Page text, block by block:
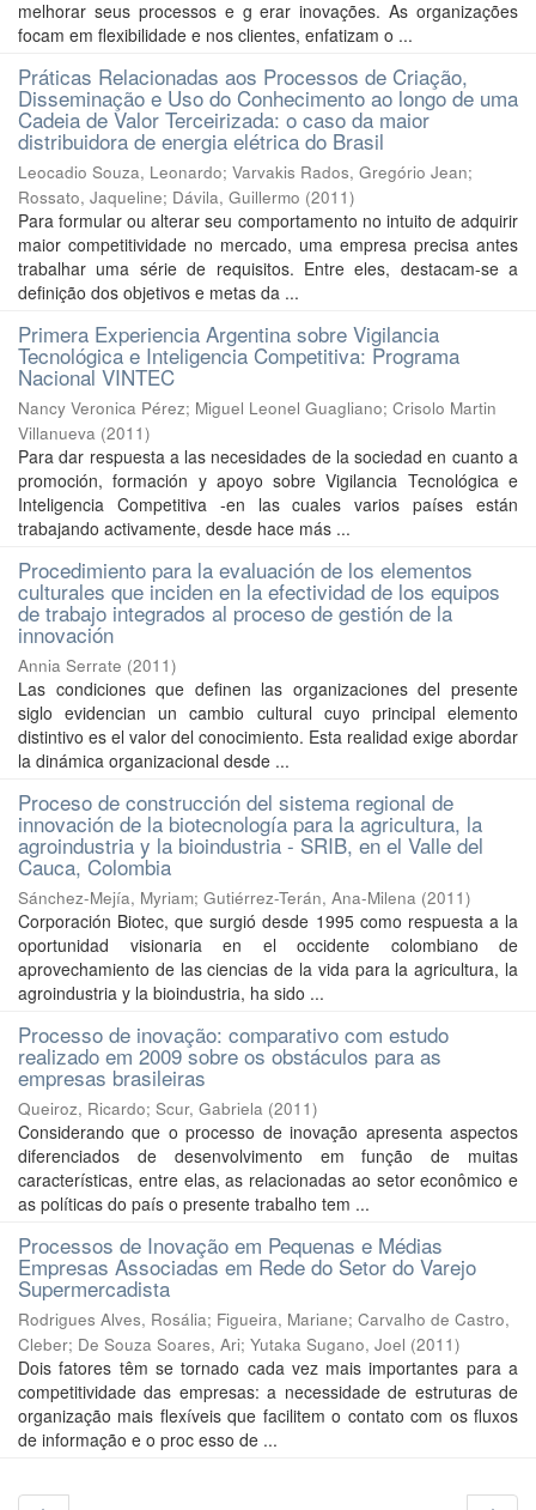
melhorar seus processos e g erar inovações. As organizações
focam em flexibilidade e nos clientes, enfatizam o ...
Práticas Relacionadas aos Processos de Criação,
Disseminação e Uso do Conhecimento ao longo de uma
Cadeia de Valor Terceirizada: o caso da maior
distribuidora de energia elétrica do Brasil
Leocadio Souza, Leonardo; Varvakis Rados, Gregório Jean;
Rossato, Jaqueline; Dávila, Guillermo (2011)
Para formular ou alterar seu comportamento no intuito de adquirir
maior competitividade no mercado, uma empresa precisa antes
trabalhar uma série de requisitos. Entre eles, destacam-se a
definição dos objetivos e metas da ...
Primera Experiencia Argentina sobre Vigilancia
Tecnológica e Inteligencia Competitiva: Programa
Nacional VINTEC
Nancy Veronica Pérez; Miguel Leonel Guagliano; Crisolo Martin
Villanueva (2011)
Para dar respuesta a las necesidades de la sociedad en cuanto a
promoción, formación y apoyo sobre Vigilancia Tecnológica e
Inteligencia Competitiva -en las cuales varios países están
trabajando activamente, desde hace más ...
Procedimiento para la evaluación de los elementos
culturales que inciden en la efectividad de los equipos
de trabajo integrados al proceso de gestión de la
innovación
Annia Serrate (2011)
Las condiciones que definen las organizaciones del presente
siglo evidencian un cambio cultural cuyo principal elemento
distintivo es el valor del conocimiento. Esta realidad exige abordar
la dinámica organizacional desde ...
Proceso de construcción del sistema regional de
innovación de la biotecnología para la agricultura, la
agroindustria y la bioindustria - SRIB, en el Valle del
Cauca, Colombia
Sánchez-Mejía, Myriam; Gutiérrez-Terán, Ana-Milena (2011)
Corporación Biotec, que surgió desde 1995 como respuesta a la
oportunidad visionaria en el occidente colombiano de
aprovechamiento de las ciencias de la vida para la agricultura, la
agroindustria y la bioindustria, ha sido ...
Processo de inovação: comparativo com estudo
realizado em 2009 sobre os obstáculos para as
empresas brasileiras
Queiroz, Ricardo; Scur, Gabriela (2011)
Considerando que o processo de inovação apresenta aspectos
diferenciados de desenvolvimento em função de muitas
características, entre elas, as relacionadas ao setor econômico e
as políticas do país o presente trabalho tem ...
Processos de Inovação em Pequenas e Médias
Empresas Associadas em Rede do Setor do Varejo
Supermercadista
Rodrigues Alves, Rosália; Figueira, Mariane; Carvalho de Castro,
Cleber; De Souza Soares, Ari; Yutaka Sugano, Joel (2011)
Dois fatores têm se tornado cada vez mais importantes para a
competitividade das empresas: a necessidade de estruturas de
organização mais flexíveis que facilitem o contato com os fluxos
de informação e o proc esso de ...